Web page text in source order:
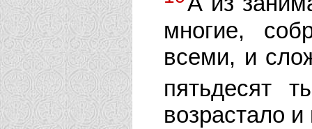
многие,
всеми, и
пятьдесят
возрастало